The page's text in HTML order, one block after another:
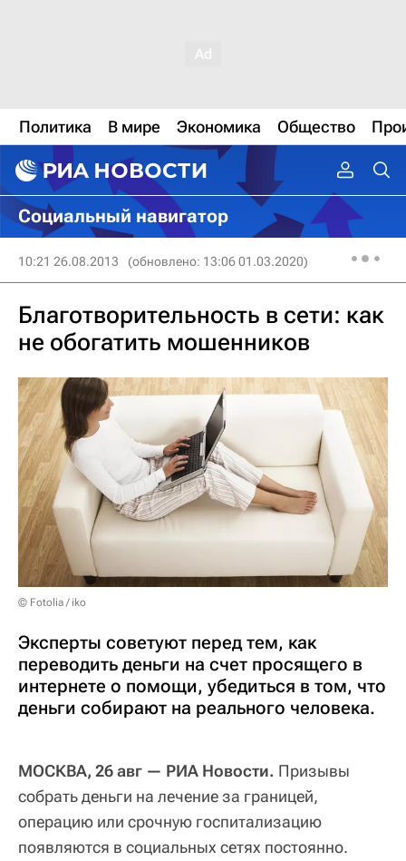
Политика В мире Экономика Общество
Социальный навигатор
10:21 26.08.2013 (обновлено: 13:06 01.03.2020)
Благотворительность в сети: как
не обогатить мошенников
© Fotolia / iko
Эксперты советуют перед тем, как
переводить деньги на счет просящего в
интернете о помощи, убедиться в том, что
деньги собирают на реального человека.
МОСКВА, 26 авг — РИА Новости. Призывы
собрать деньги на лечение за границей,
операцию или срочную госпитализацию
появляются в социальных сетях постоянно.